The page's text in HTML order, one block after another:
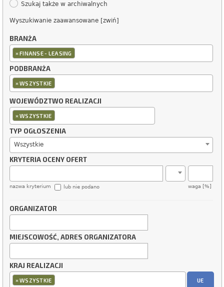
Szukaj także w archiwalnych
Wyszukiwanie zaawansowane [zwiń]
BRANŻA
×FINANSE - LEASING
PODBRANŻA
×WSZYSTKIE
WOJEWÓDZTWO REALIZACJI
×WSZYSTKIE
TYP OGŁOSZENIA
Wszystkie
KRYTERIA OCENY OFERT
nazwa kryterium waga [%]
lub nie podano
ORGANIZATOR
MIEJSCOWOŚĆ, ADRES ORGANIZATORA
KRAJ REALIZACJI
×WSZYSTKIE UE